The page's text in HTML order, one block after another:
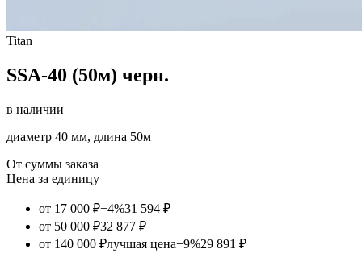
Titan
SSA-40 (50м) черн.
в наличии
диаметр 40 мм, длина 50м
От суммы заказа
Цена за единицу
от 17 000 ₽−4%31 594 ₽
от 50 000 ₽32 877 ₽
от 140 000 ₽лучшая цена−9%29 891 ₽